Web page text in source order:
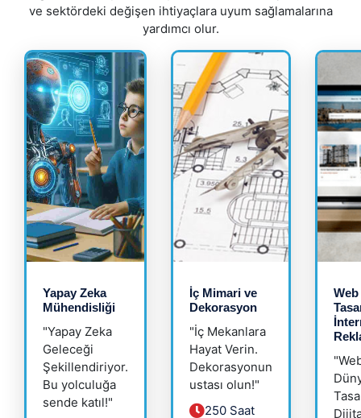
ve sektördeki değişen ihtiyaçlara uyum sağlamalarına
yardımcı olur.
Yapay Zeka
Mühendisliği
"Yapay Zeka
Geleceği
Şekillendiriyor.
Bu yolculuğa
sende katıl!"
İç Mimari ve
Dekorasyon
"İç Mekanlara
Hayat Verin.
Dekorasyonun
ustası olun!"
250 Saat
Web